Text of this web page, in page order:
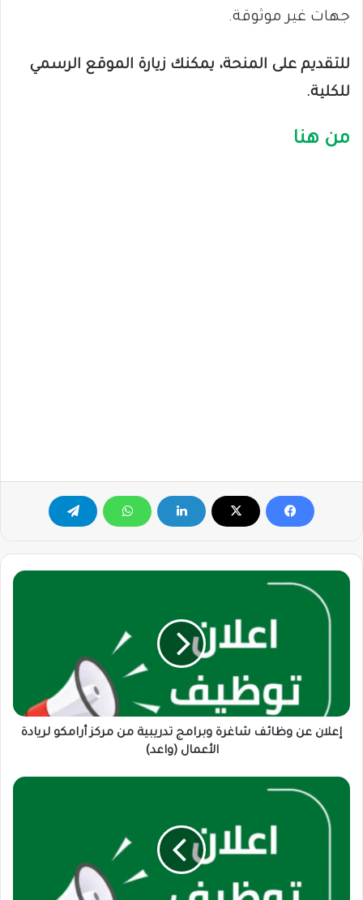
جهات غير موثوقة.
للتقديم على المنحة، يمكنك زيارة الموقع الرسمي
للكلية.
من هنا
إعلان
وظائف
أرامكو
لريادة
إعلان عن وظائف شاغرة وبرامج تدريبية من مركز أرامكو لريادة
الأعمال (واعد)
فرصة
وظيفية